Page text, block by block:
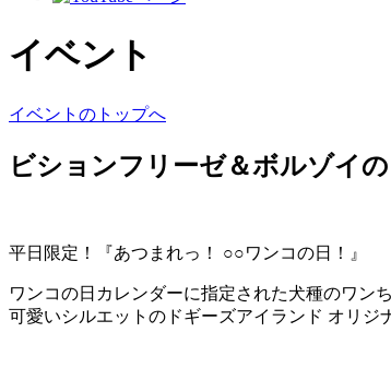
イベント
イベントのトップへ
ビションフリーゼ＆ボルゾイの
平日限定！『あつまれっ！ ○○ワンコの日！』
ワンコの日カレンダーに指定された犬種のワンち
可愛いシルエットのドギーズアイランド オリジ